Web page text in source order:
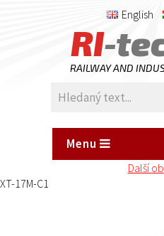
English
RI-
RAILWAY AND
Menu
Další
XT-17M-C1